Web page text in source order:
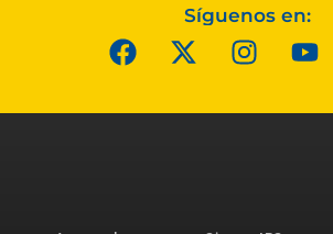
Síguenos en: